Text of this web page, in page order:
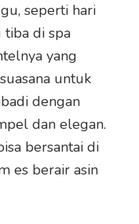
seperti hari
tiba di spa
yang
untuk
dengan
dan elegan.
bersantai di
es berair asin